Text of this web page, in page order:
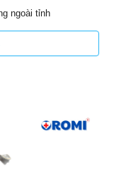
ngoài tỉnh